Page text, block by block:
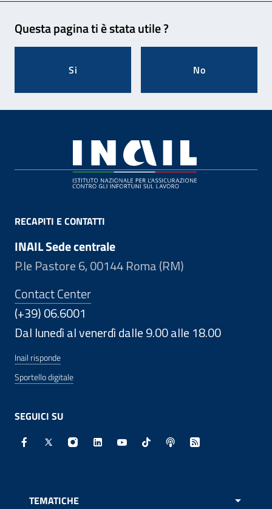
Questa pagina ti è stata utile ?
Si No
RECAPITI E CONTATTI
INAIL Sede centrale
P.le Pastore 6, 00144 Roma (RM)
Contact Center
(+39) 06.6001
Dal lunedì al venerdì dalle 9.00 alle 18.00
Inail risponde
Sportello digitale
SEGUICI SU
Facebook - Sito esterno - Apertura in nuova finestra
X - Sito esterno - Apertura in nuova finestra
Instagram - Sito esterno - Apertura in
Linkedin - Sito esterno - Apertura in
Youtube - Sito esterno -
TikTok - Sito esterno -
Spreaker - Sito
Feed RSS -
TEMATICHE